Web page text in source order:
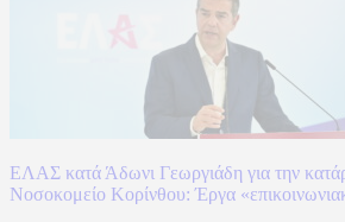
ΕΛΑΣ κατά Άδωνι Γεωργιάδη για την
Νοσοκομείο Κορίνθου: Έργα